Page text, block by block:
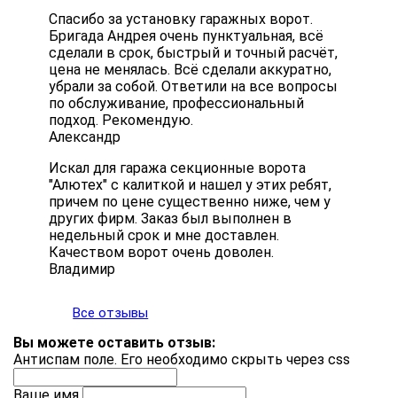
Спасибо за установку гаражных ворот.
Бригада Андрея очень пунктуальная, всё
сделали в срок, быстрый и точный расчёт,
цена не менялась. Всё сделали аккуратно,
убрали за собой. Ответили на все вопросы
по обслуживание, профессиональный
подход. Рекомендую.
Александр
Искал для гаража секционные ворота
"Алютех" с калиткой и нашел у этих ребят,
причем по цене существенно ниже, чем у
других фирм. Заказ был выполнен в
недельный срок и мне доставлен.
Качеством ворот очень доволен.
Владимир
Все отзывы
Вы можете оставить отзыв:
Антиспам поле. Его необходимо скрыть через css
Ваше имя